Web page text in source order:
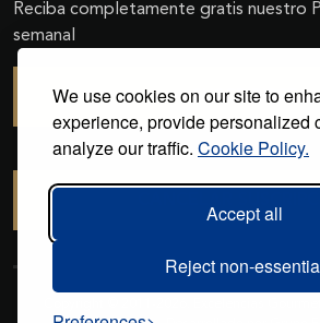
We use cookies on our site to
experience, provide personalized
analyze our traffic. Cookie Policy.
Accept all
Reject non-
Reciba completamente gratis nuestro
semanal
SUSCRIBIRSE